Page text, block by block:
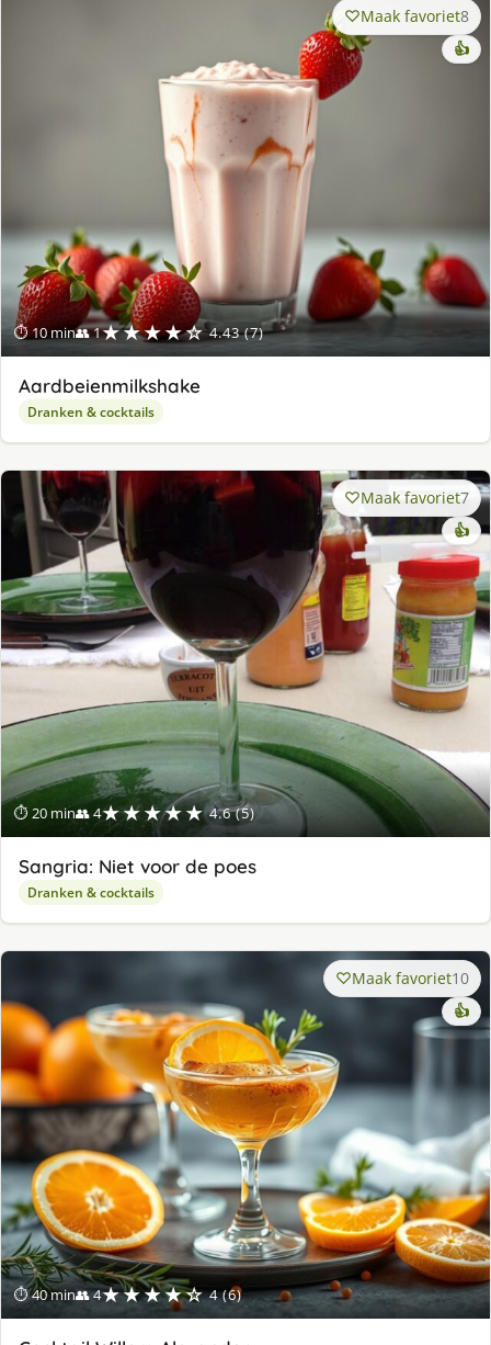
⏱ 10 min👥 1★★★★☆ 4.43 (7)
Maak favoriet8
👍
Aardbeienmilkshake
Dranken & cocktails
⏱ 20 min👥 4★★★★★ 4.6 (5)
Maak favoriet7
👍
Sangria: Niet voor de poes
Dranken & cocktails
⏱ 40 min👥 4★★★★☆ 4 (6)
Maak favoriet10
👍